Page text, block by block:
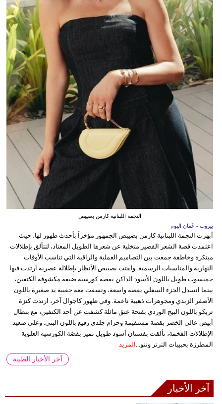
النجمة اللبنانية كارمن بصيبص
بيروت - عُمان اليوم
أبهرت النجمة اللبنانية كارمن بصيبص الجمهور مؤخراً بأحدث ظهور لها، حيث
اعتمدت قصة الشعر القصير متخلية عن شعرها الطويل المعتاد، لتتألق بإطلالات
مبتكرة وخاطفة جمعت بين التصاميم العملية والراقية التي تناسب الأوقات
النهارية والمناسبات الرسمية. ولفتت بصيبص الأنظار بإطلالة عصرية ارتدت فيها
جمبسوت طويل باللون الأسود الداكن بقصة كورسيه ضيقة مكشوفة الكتفين،
بينما انسدل الجزء السفلي بقصة واسعة، ونسقت معه حقيبة يد صغيرة باللون
الأصفر الزبدي ومجوهرات ذهبية ناعمة. وفي ظهور كاجوال آخر، ارتدت كنزة
تريكو باللون البيج الوردي بفتحة عنق مائلة كشفت عن أحد الكتفين، مع بنطال
أبيض عالي الخصر بقصة مستقيمة وحزام جلدي رفيع باللون البني. وعلى صعيد
الإطلالات الفخمة، تألقت بفستان أسود طويل تميز بقصّة الكورسيه العلوية
المطرزة بحبيبات الترتر وتنو...
المزيد
آخر الأخبار الطبية
آخر الأخبار